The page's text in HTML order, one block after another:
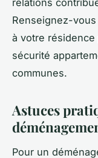
Renseignez-
à votre
sécurité
communes.
Astuces
Pour un